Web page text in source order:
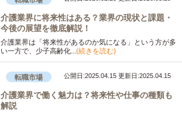
介護業界に将来性はある？業界の現状と課題・
今後の展望を徹底解説！
介護業界は「将来性があるのか気になる」という方が多
い一方で、少子高齢化...(続きを読む)
転職市場 公開日:2025.04.15 更新日:2025.04.15
介護業界で働く魅力は？将来性や仕事の種類も
解説